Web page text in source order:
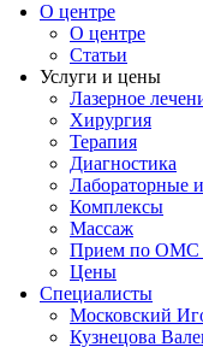
О центре
О центре
Статьи
Услуги и цены
Лазерное
Хирургия
Терапия
Диагностика
Лабораторные
Комплексы
Массаж
Прием по
Цены
Специалисты
Московский
Кузнецова